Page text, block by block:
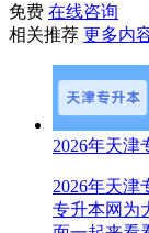
免费 在线咨询
相关推荐 更多内
2026年天津
2026年天
专升本网为